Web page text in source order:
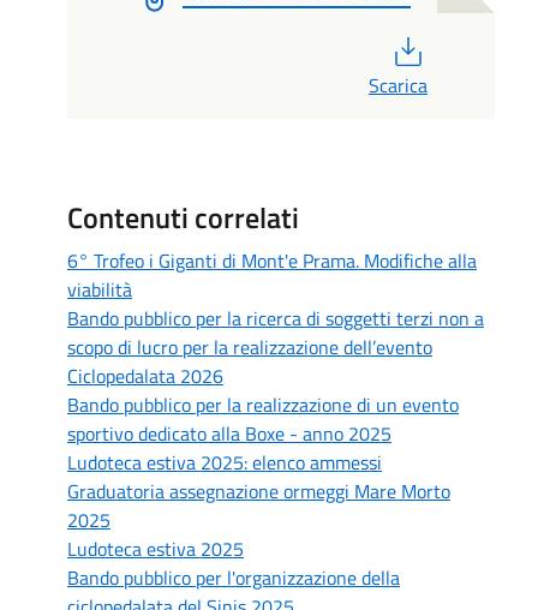
Scarica
Contenuti correlati
6° Trofeo i Giganti di Mont'e Prama. Modifiche alla
viabilità
Bando pubblico per la ricerca di soggetti terzi non a
scopo di lucro per la realizzazione dell’evento
Ciclopedalata 2026
Bando pubblico per la realizzazione di un evento
sportivo dedicato alla Boxe - anno 2025
Ludoteca estiva 2025: elenco ammessi
Graduatoria assegnazione ormeggi Mare Morto
2025
Ludoteca estiva 2025
Bando pubblico per l'organizzazione della